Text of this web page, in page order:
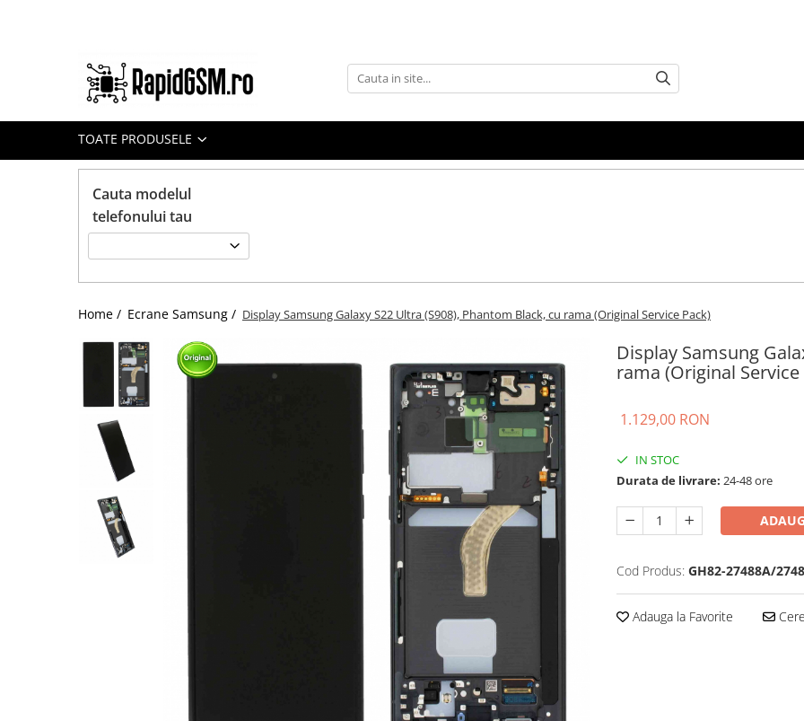
Ecrane Samsung
seria A
Ecrane iPhone
Ecrane Huawei / Honor
Ecrane Xiaomi / Redmi
Ecrane Nokia
Ecrane Oppo / Realme
Ecrane Diverse
TOATE PRODUSELE
Cauta modelul
telefonului tau
Home / Ecrane Samsung / Display Samsung Galaxy S22 Ultra (S908), Phantom Black, cu rama (Original Service Pack)
Display Samsung
rama (Original Service
1.129,00 RON
IN STOC
Durata de livrare: 24-48 ore
Cod Produs: GH82-27488A/
Adauga la Favorite